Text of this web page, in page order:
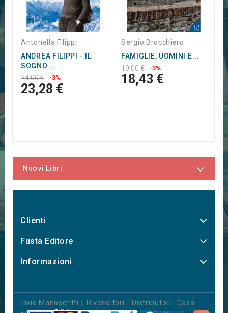
Antonella Filippi
ANDREA FILIPPI - IL
SOGNO...
24,00 €
-3%
23,28 €
Sergio Brocchiero
FAMIGLIE, UOMINI E...
19,00 €
-3%
18,43 €
Nuovi Libri
Clienti
Fusta Editore
Informazioni
Invio Manoscritti Rivenditori Distributori
Casa